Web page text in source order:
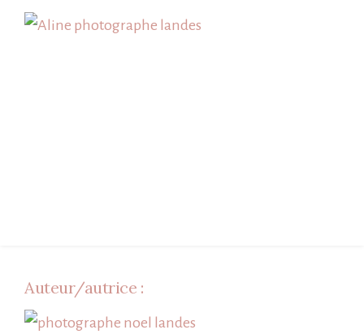
Skip
Auteur/autrice :